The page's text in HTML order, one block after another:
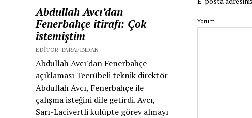
Abdullah Avcı’dan
Fenerbahçe itirafı: Çok
istemiştim
EDITOR TARAFINDAN
Abdullah Avcı'dan Fenerbahçe
açıklaması Tecrübeli teknik direktör
Abdullah Avcı, Fenerbahçe ile
çalışma isteğini dile getirdi. Avcı,
Sarı-Lacivertli kulüpte görev almayı
Yorum